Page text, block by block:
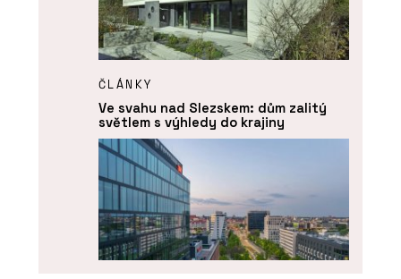
ČLÁNKY
Ve svahu nad Slezskem: dům zalitý
světlem s výhledy do krajiny